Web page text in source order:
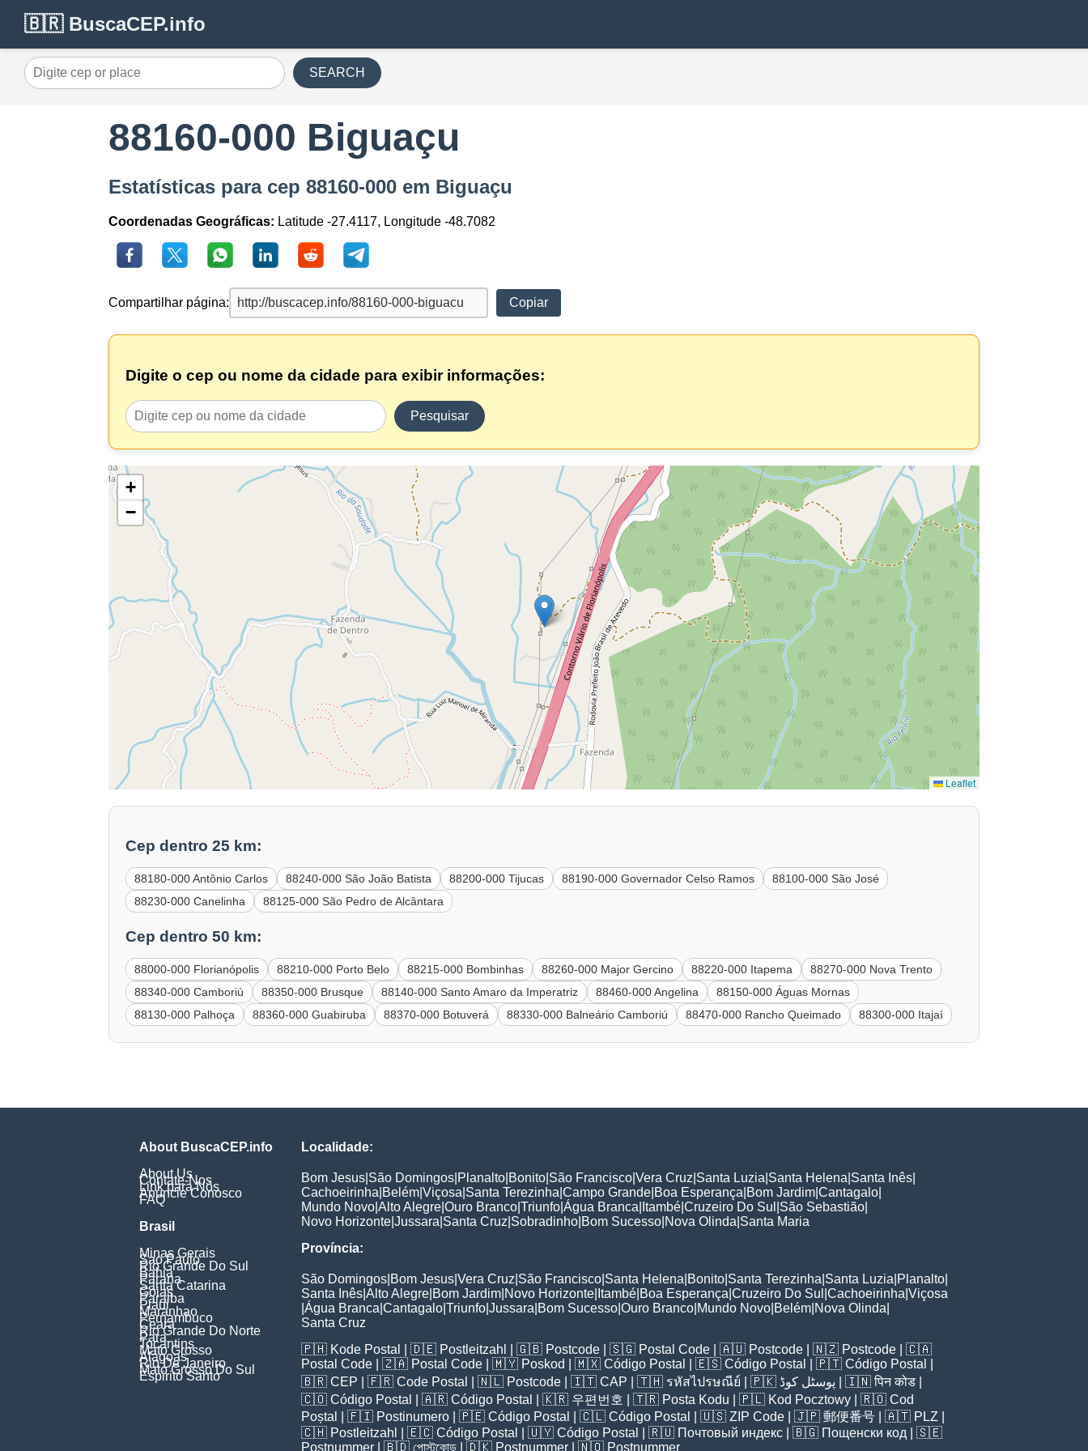
🇧🇷 BuscaCEP.info
SEARCH
88160-000 Biguaçu
Estatísticas para cep 88160-000 em Biguaçu
Coordenadas Geográficas: Latitude -27.4117, Longitude -48.7082
Compartilhar página: Copiar
Digite o cep ou nome da cidade para exibir informações:
Pesquisar
+
−
Leaflet
Cep dentro 25 km:
88180-000 Antônio Carlos 88240-000 São João Batista 88200-000 Tijucas 88190-000 Governador Celso Ramos
88100-000 São José
88230-000 Canelinha
88125-000 São Pedro de Alcântara
Cep dentro 50 km:
88000-000 Florianópolis 88210-000 Porto Belo 88215-000 Bombinhas 88260-000 Major Gercino 88220-000 Itapema
88270-000 Nova Trento
88340-000 Camboriú
88350-000 Brusque 88140-000 Santo Amaro da Imperatriz 88460-000 Angelina
88150-000 Águas Mornas
88130-000 Palhoça
88360-000 Guabiruba 88370-000 Botuverá 88330-000 Balneário Camboriú 88470-000 Rancho Queimado 88300-000 Itajaí
About BuscaCEP.info
About Us
Contate-Nos
Link para Nós
Anuncie Conosco
FAQ
Brasil
Minas Gerais
Sao Paulo
Rio Grande Do Sul
Bahia
Parana
Santa Catarina
Goias
Paraiba
Piaui
Maranhao
Pernambuco
Ceara
Rio Grande Do Norte
Para
Tocantins
Mato Grosso
Alagoas
Rio De Janeiro
Mato Grosso Do Sul
Espirito Santo
Localidade:
Bom Jesus São Domingos Planalto Bonito São Francisco Vera Cruz Santa Luzia Santa Helena Santa Inês
Cachoeirinha Belém Viçosa Santa Terezinha Campo Grande Boa Esperança Bom Jardim Cantagalo
Mundo Novo Alto Alegre Ouro Branco Triunfo Água Branca Itambé Cruzeiro Do Sul São Sebastião
Novo Horizonte Jussara Santa Cruz Sobradinho Bom Sucesso Nova Olinda Santa Maria
Província:
São Domingos Bom Jesus Vera Cruz São Francisco Santa Helena Bonito Santa Terezinha Santa Luzia Planalto
Santa Inês Alto Alegre Bom Jardim Novo Horizonte Itambé Boa Esperança Cruzeiro Do Sul Cachoeirinha Viçosa
Água Branca Cantagalo Triunfo Jussara Bom Sucesso Ouro Branco Mundo Novo Belém Nova Olinda
Santa Cruz
🇵🇭 Kode Postal | 🇩🇪 Postleitzahl | 🇬🇧 Postcode | 🇸🇬 Postal Code | 🇦🇺 Postcode | 🇳🇿 Postcode | 🇨🇦
Postal Code | 🇿🇦 Postal Code | 🇲🇾 Poskod | 🇲🇽 Código Postal | 🇪🇸 Código Postal | 🇵🇹 Código Postal
🇧🇷 CEP | 🇫🇷 Code Postal | 🇳🇱 Postcode | 🇮🇹 CAP | 🇹🇭 รหัสไปรษณีย์ | 🇵🇰 پوسٹل کوڈ | 🇮🇳पिन कोड
🇨🇴 Código Postal | 🇦🇷 Código Postal | 🇰🇷 우편번호 | 🇹🇷 Posta Kodu | 🇵🇱 Kod Pocztowy | 🇷🇴 Cod
Poștal
| 🇫🇮 Postinumero | 🇵🇪 Código Postal | 🇨🇱 Código Postal | 🇺🇸 ZIP Code | 🇯🇵 郵便番号 | 🇦🇹 PLZ
🇨🇭 Postleitzahl | 🇪🇨 Código Postal | 🇺🇾 Código Postal | 🇷🇺 Почтовый индекс | 🇧🇬 Пощенски код | 🇸🇪
Postnummer | 🇧🇩 পোস্টকোড | 🇩🇰 Postnummer | 🇳🇴 Postnummer